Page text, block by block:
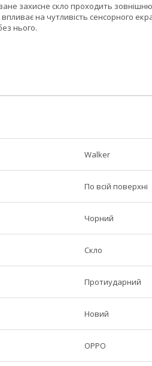
захисне скло проходить
на чутливість сенсорного
нього.
Walker
По всій поверхні
Чорний
Скло
Протиударний
Новий
OPPO